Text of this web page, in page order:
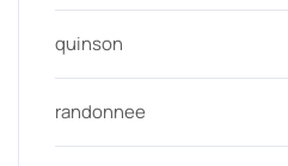
quinson
randonnee